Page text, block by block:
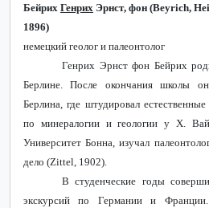
Бейрих Генрих Эрнст, фон (Beyrich,
1896)
немецкий геолог и палеонтолог
Генрих Эрнст фон Бейрих
Берлине. После окончания школы
Берлина, где штудировал
по минералогии и геологии у Х.
Университет Бонна, изучал
дело (Zittel , 1902).
В студенческие годы
экскурсий по Германии и Франции.